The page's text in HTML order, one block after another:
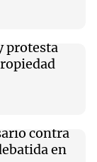
a
vuelve
protesta
contra
en